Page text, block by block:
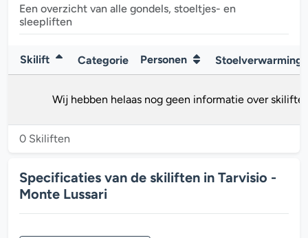
Een overzicht van alle gondels, stoeltjes- en
sleepliften
0 Skiliften
Skilift Categorie Personen Stoelverwarming
Wij hebben helaas nog geen informatie over
Specificaties van de skiliften in Tarvisio -
Monte Lussari